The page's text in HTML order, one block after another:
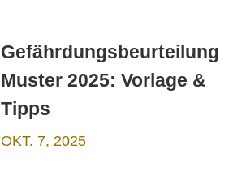
Gefährdungsbeurteilung
Muster 2025: Vorlage &
Tipps
OKT. 7, 2025